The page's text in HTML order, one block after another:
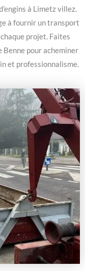
à Limetz villez.
à fournir un transport
projet. Faites
Benne pour acheminer
et professionnalisme.